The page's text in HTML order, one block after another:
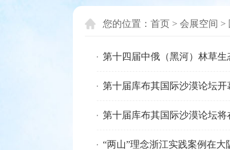
您的位置： 首页 > 会展空间 >
第十四届中俄（黑河）林草生
第十届库布其国际沙漠论坛开
第十届库布其国际沙漠论坛
“两山”理念浙江实践案例在大